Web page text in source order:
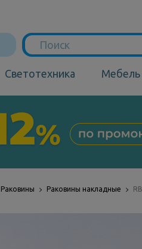
для ванной
из бамбука
для
Светотехника Мебель
Раковины Раковины накладные